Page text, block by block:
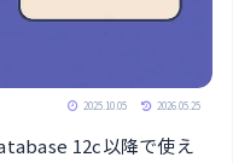
2025.10.05 2026.05.25
12c以降で使え